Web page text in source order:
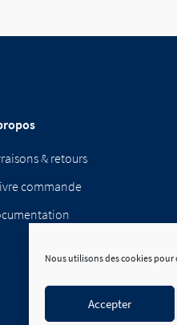
Nous utilisons des cookies
Accepter
& retours
commande